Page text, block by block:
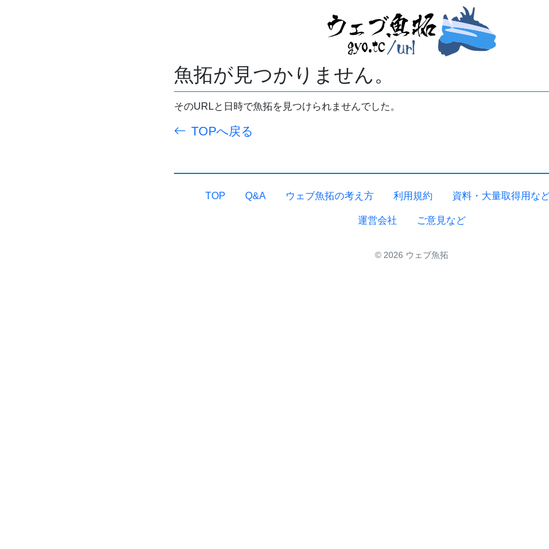
魚拓が見つかりません。
そのURLと日時で魚拓を見つけられませんでした。
TOPへ戻る
TOP Q&A ウェブ魚拓の考え方 利用規約 資料・大量取得用な
運営会社 ご意見など
© 2026 ウェブ魚拓